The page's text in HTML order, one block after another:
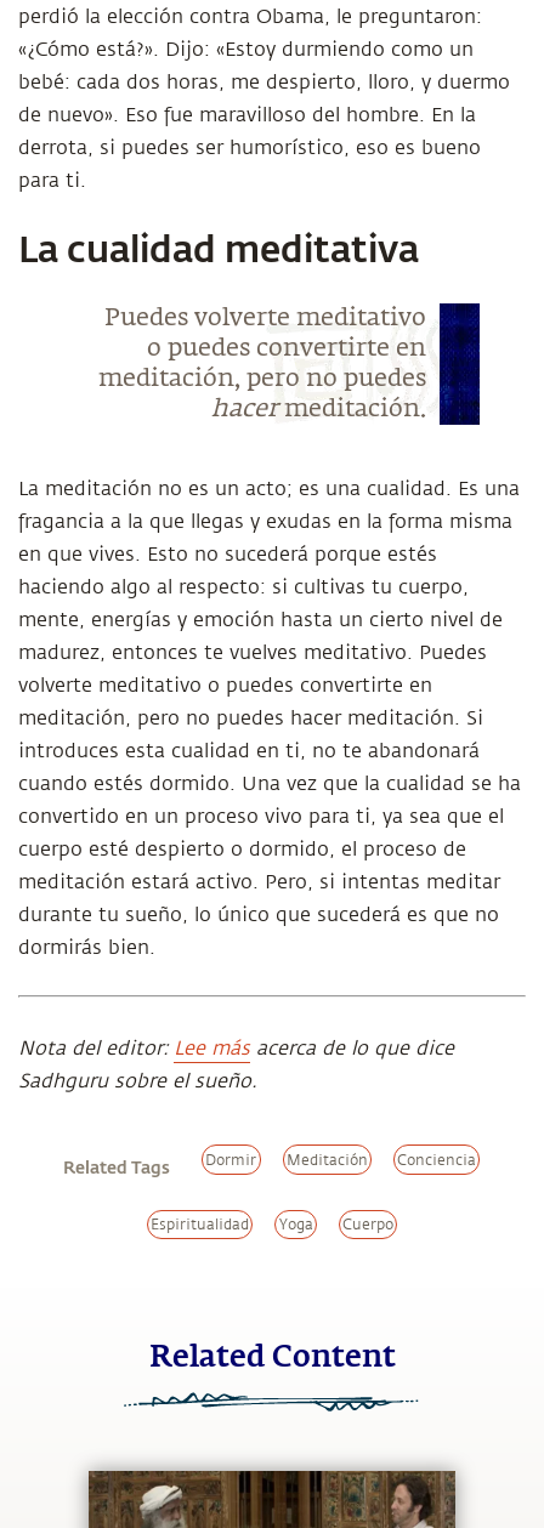
perdió la elección contra Obama, le preguntaron:
«¿Cómo está?». Dijo: «Estoy durmiendo como un
bebé: cada dos horas, me despierto, lloro, y duermo
de nuevo». Eso fue maravilloso del hombre. En la
derrota, si puedes ser humorístico, eso es bueno
para ti.
La cualidad meditativa
Puedes volverte meditativo
o puedes convertirte en
meditación, pero no puedes
hacermeditación.
La meditación no es un acto; es una cualidad. Es una
fragancia a la que llegas y exudas en la forma misma
en que vives. Esto no sucederá porque estés
haciendo algo al respecto: si cultivas tu cuerpo,
mente, energías y emoción hasta un cierto nivel de
madurez, entonces te vuelves meditativo. Puedes
volverte meditativo o puedes convertirte en
meditación, pero no puedes hacer meditación. Si
introduces esta cualidad en ti, no te abandonará
cuando estés dormido. Una vez que la cualidad se ha
convertido en un proceso vivo para ti, ya sea que el
cuerpo esté despierto o dormido, el proceso de
meditación estará activo. Pero, si intentas meditar
durante tu sueño, lo único que sucederá es que no
dormirás bien.
Nota del editor: Lee másacerca de lo que dice
Sadhguru sobre el sueño.
Related Tags Dormir Meditación Conciencia
Espiritualidad Yoga Cuerpo
Related Content